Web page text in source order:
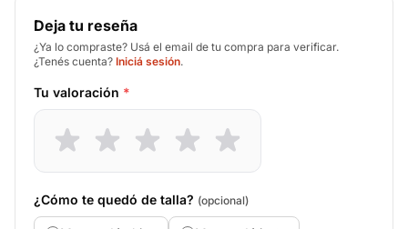
Deja tu reseña
¿Ya lo compraste? Usá el email de tu compra para verificar.
¿Tenés cuenta? Iniciá sesión.
Tu valoración *
¿Cómo te quedó de talla? (opcional)